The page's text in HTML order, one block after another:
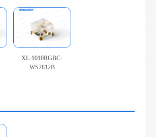
XL-1010RGBC-
WS2812B